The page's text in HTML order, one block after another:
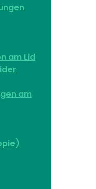
am Lid
am